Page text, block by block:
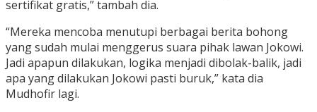
sertifikat gratis,” tambah dia.
“Mereka mencoba menutupi berbagai berita bohong
yang sudah mulai menggerus suara pihak lawan Jokowi.
Jadi apapun dilakukan, logika menjadi dibolak-balik, jadi
apa yang dilakukan Jokowi pasti buruk,” kata dia
Mudhofir lagi.